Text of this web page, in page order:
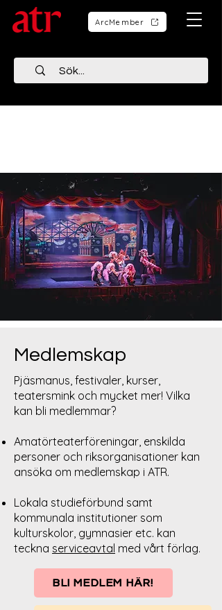
ArcMember
Medlemskap
Pjäsmanus, festivaler, kurser,
teatersmink och mycket mer! Vilka
kan bli medlemmar?
Amatörteaterföreningar, enskilda
personer och riksorganisationer kan
ansöka om medlemskap i ATR.
Lokala studieförbund samt
kommunala institutioner som
kulturskolor, gymnasier etc. kan
teckna serviceavtal med vårt förlag.
BLI MEDLEM HÄR!